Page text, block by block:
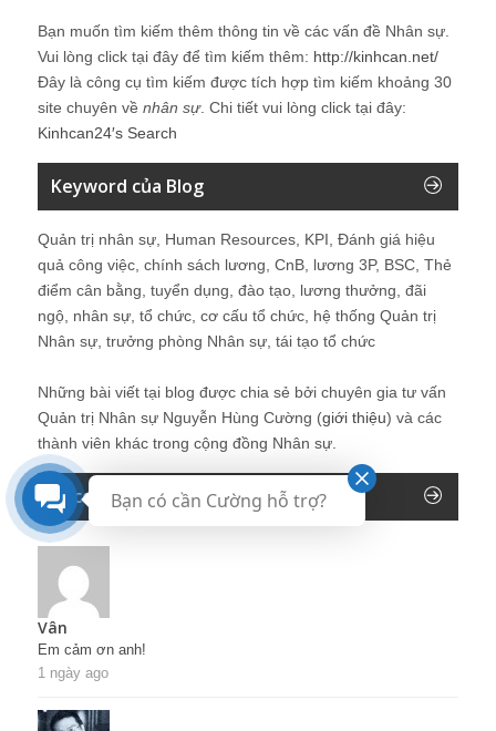
Bạn muốn tìm kiếm thêm thông tin về các vấn đề Nhân sự
Vui lòng click tại đây để tìm kiếm thêm: http://kinhcan.net/
Đây là công cụ tìm kiếm được tích hợp tìm kiếm khoảng 30
site chuyên về nhân sự. Chi tiết vui lòng click tại đây:
Kinhcan24′s Search
Keyword của Blog
Quản trị nhân sự, Human Resources, KPI, Đánh giá hiệu
quả công việc, chính sách lương, CnB, lương 3P, BSC, Thẻ
điểm cân bằng, tuyển dụng, đào tạo, lương thưởng, đãi
ngộ, nhân sự, tổ chức, cơ cấu tổ chức, hệ thống Quản trị
Nhân sự, trưởng phòng Nhân sự, tái tạo tổ chức
Những bài viết tại blog được chia sẻ bởi chuyên gia tư vấn
Quản trị Nhân sự Nguyễn Hùng Cường (giới thiệu) và các
thành viên khác trong cộng đồng Nhân sự.
Recent Comments
Vân
Em cảm ơn anh!
1 ngày ago
Bạn có cần Cường hỗ trợ?